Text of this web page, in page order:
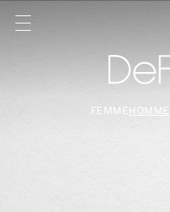
FEMMEHOMME